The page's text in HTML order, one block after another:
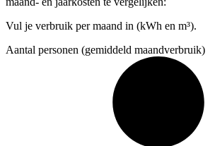
Vul je verbruik per maand in (kWh en m³).
Aantal personen (gemiddeld maandverbruik)